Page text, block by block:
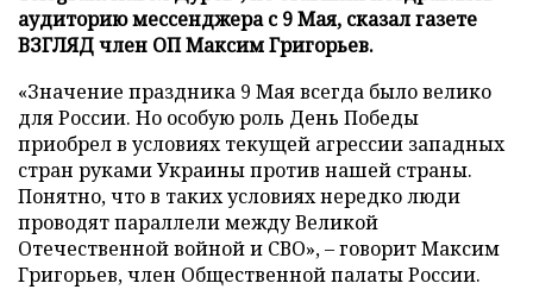
аудиторию мессенджера с 9 Мая, сказал газете
ВЗГЛЯД член ОП Максим Григорьев.
«Значение праздника 9 Мая всегда было велико
для России. Но особую роль День Победы
приобрел в условиях текущей агрессии западных
стран руками Украины против нашей страны.
Понятно, что в таких условиях нередко люди
проводят параллели между Великой
Отечественной войной и СВО», – говорит Максим
Григорьев, член Общественной палаты России.